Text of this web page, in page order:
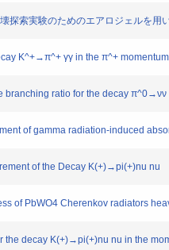
探索実験のためのエアロジェルを用
K^+→π^+ γγ in the π^+
branching ratio for the decay π^0→νν
of gamma radiation-induced
of the Decay K(+)→pi(+)nu nu
of PbWO4 Cherenkov radiators
the decay K(+)→pi(+)nu nu in the